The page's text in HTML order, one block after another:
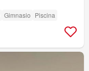
Gimnasio Piscina